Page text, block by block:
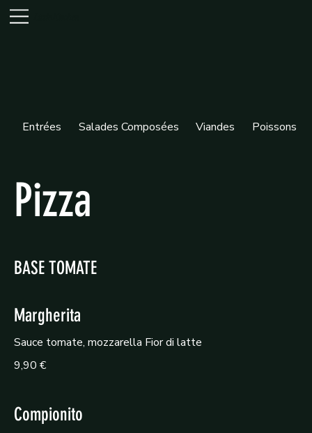
Entrées Salades Composées Viandes Poissons
Pizza
BASE TOMATE
Margherita
Sauce tomate, mozzarella Fior di latte
9,90 €
Compionito